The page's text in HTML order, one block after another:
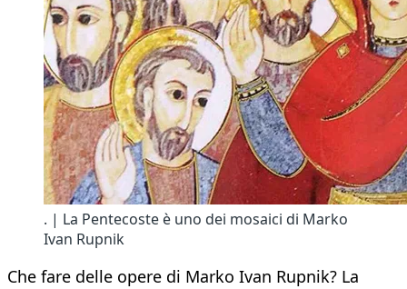
. | La Pentecoste è uno dei mosaici di Marko
Ivan Rupnik
Che fare delle opere di Marko Ivan Rupnik? La